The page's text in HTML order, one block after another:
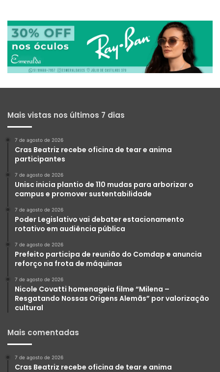
Mais vistas nos últimos 7 dias
7 de agosto de 2026
Cras Beatriz recebe oficina de tear e anima
participantes
7 de agosto de 2026
Unisc inicia plantio de 110 mudas para arborizar o
campus e promover sustentabilidade
7 de agosto de 2026
Poder Legislativo vai debater estacionamento
rotativo em audiência pública
7 de agosto de 2026
Prefeito participa de reunião do Comdap e anuncia
reforço na frota de máquinas
7 de agosto de 2026
Nicole Covatti homenageia filme “Milena –
Resgatando Nossas Origens Alemãs” por valorização
cultural
Mais comentadas
7 de agosto de 2026
Cras Beatriz recebe oficina de tear e anima